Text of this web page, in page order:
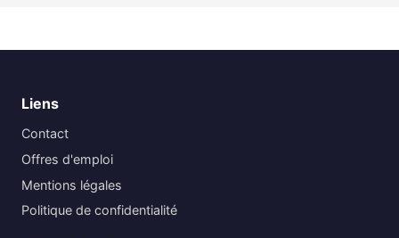
Liens
Contact
Offres d'emploi
Mentions légales
Politique de confidentialité